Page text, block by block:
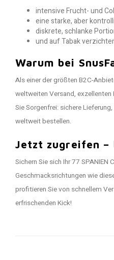
intensive Frucht- und
eine starke, aber
diskrete, schlanke
und auf Tabak
Warum bei
Als einer der größten B2C-
weltweiten Versand,
Sie Sorgenfrei: sichere
weltweit bestellen.
Jetzt zugreifen –
Sichern Sie sich Ihr 77
Geschmacksrichtungen wie
profitieren Sie von schnellem
erfrischenden Kick!